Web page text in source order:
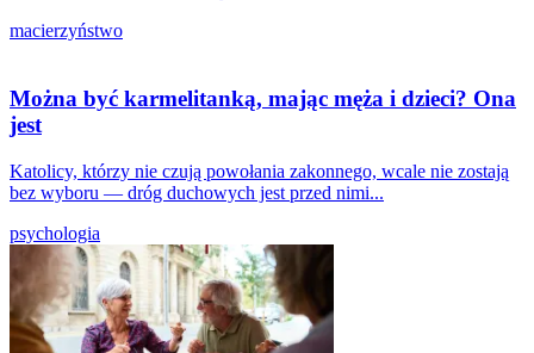
macierzyństwo
Można być karmelitanką, mając męża i dzieci? Ona
jest
Katolicy, którzy nie czują powołania zakonnego, wcale nie zostają
bez wyboru — dróg duchowych jest przed nimi...
psychologia